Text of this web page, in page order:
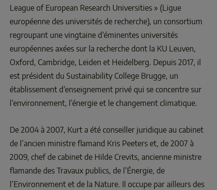
League of European Research Universities » (Ligue
européenne des universités de recherche), un consortium
regroupant une vingtaine d’éminentes universités
européennes axées sur la recherche dont la KU Leuven,
Oxford, Cambridge, Leiden et Heidelberg. Depuis 2017, il
est président du Sustainability College Brugge, un
établissement d’enseignement privé qui se concentre sur
l’environnement, l’énergie et le changement climatique.
De 2004 à 2007, Kurt a été conseiller juridique au cabinet
de l’ancien ministre flamand Kris Peeters et, de 2007 à
2009, chef de cabinet de Hilde Crevits, ancienne ministre
flamande des Travaux publics, de l’Énergie, de
l’Environnement et de la Nature. Il occupe par ailleurs des